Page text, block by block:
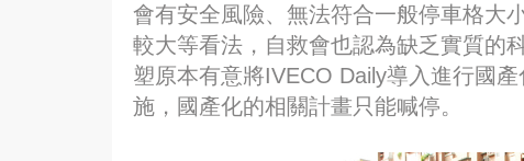
會有安全風險、無法符合一般停車格大
較大等看法，自救會也認為缺乏實質的
塑原本有意將IVECO Daily導入進行國
施，國產化的相關計畫只能喊停。